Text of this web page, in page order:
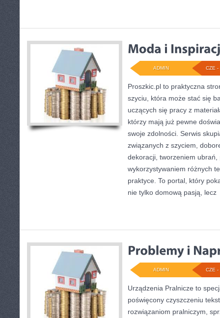
CZE -
ADMIN
Proszkic.pl to praktyczna
szyciu, która może stać się
uczących się pracy z
którzy mają już pewne
swoje zdolności. Serwis
związanych z szyciem,
dekoracji, tworzeniem
wykorzystywaniem różnych
praktyce. To portal, który
nie tylko domową pasją, lecz
CZE -
ADMIN
Urządzenia Pralnicze to
poświęcony czyszczeniu
rozwiązaniom pralniczym,